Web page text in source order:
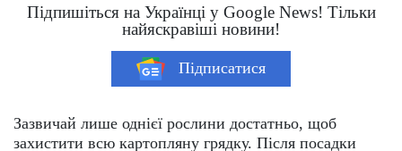
Підпишіться на Українці у Google News! Тільки
найяскравіші новини!
Підписатися
Зазвичай лише однієї рослини достатньо, щоб
захистити всю картопляну грядку. Після посадки